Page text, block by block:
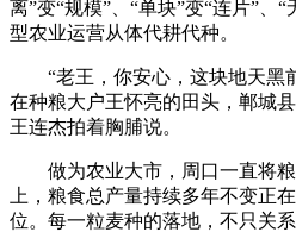
离”变“规模”、“单块”变“连片”、
型农业运营从体代耕代种。
“老王，你安心，这块地天黑
在种粮大户王怀亮的田头，郸城
王连杰拍着胸脯说。
做为农业大市，周口一直将粮
上，粮食总产量持续多年不变正
位。每一粒麦种的落地，不只关